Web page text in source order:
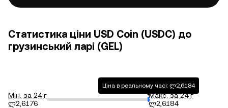
Статистика ціни USD Coin (USDC) до
грузинський ларі (GEL)
Мін. за 24 г
ლ2,6176
Ціна в реальному часі: ლ2,6184
Макс. за 24 г
ლ2,6184